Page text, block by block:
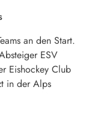
an den Start.
ESV
Eishockey Club
in der Alps